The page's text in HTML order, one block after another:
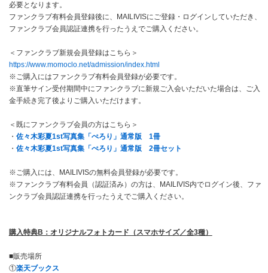
必要となります。
ファンクラブ有料会員登録後に、MAILIVISにご登録・ログインしていただき、
ファンクラブ会員認証連携を行ったうえでご購入ください。
＜ファンクラブ新規会員登録はこちら＞
https://www.momoclo.net/admission/index.html
※ご購入にはファンクラブ有料会員登録が必要です。
※直筆サイン受付期間中にファンクラブに新規ご入会いただいた場合は、ご入
金手続き完了後よりご購入いただけます。
＜既にファンクラブ会員の方はこちら＞
・ 佐々木彩夏1st写真集「ぺろり」通常版 1冊
・ 佐々木彩夏1st写真集「ぺろり」通常版 2冊セット
※ご購入には、MAILIVISの無料会員登録が必要です。
※ファンクラブ有料会員（認証済み）の方は、MAILIVIS内でログイン後、ファ
ンクラブ会員認証連携を行ったうえでご購入ください。
購入特典B：オリジナルフォトカード（スマホサイズ／全3種）
■販売場所
①楽天ブックス